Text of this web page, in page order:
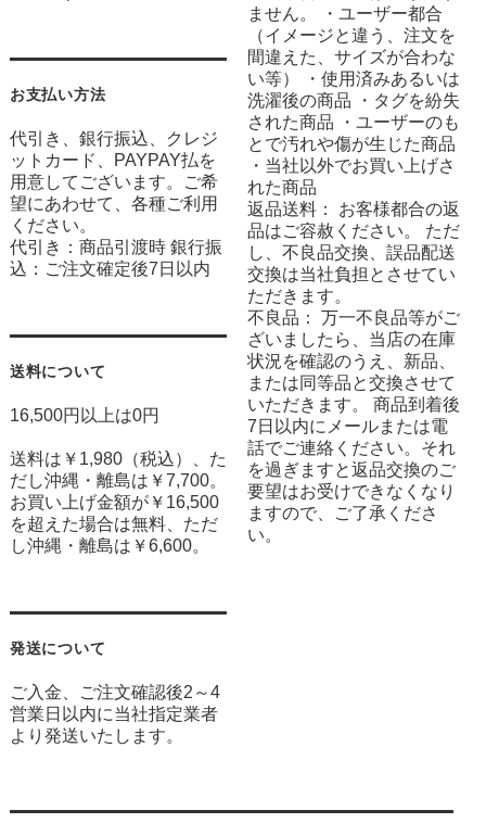
お支払い方法
代引き、銀行振込、クレジ
ットカード、PAYPAY払を
用意してございます。ご希
望にあわせて、各種ご利用
ください。
代引き：商品引渡時 銀行振
込：ご注文確定後7日以内
送料について
16,500円以上は0円
送料は￥1,980（税込）、た
だし沖縄・離島は￥7,700。
お買い上げ金額が￥16,500
を超えた場合は無料、ただ
し沖縄・離島は￥6,600。
発送について
ご入金、ご注文確認後2～4
営業日以内に当社指定業者
より発送いたします。
ません。 ・ユーザー都合
（イメージと違う、注文を
間違えた、サイズが合わな
い等） ・使用済みあるいは
洗濯後の商品 ・タグを紛失
された商品 ・ユーザーのも
とで汚れや傷が生じた商品
・当社以外でお買い上げさ
れた商品
返品送料： お客様都合の返
品はご容赦ください。 ただ
し、不良品交換、誤品配送
交換は当社負担とさせてい
ただきます。
不良品： 万一不良品等がご
ざいましたら、当店の在庫
状況を確認のうえ、新品、
または同等品と交換させて
いただきます。 商品到着後
7日以内にメールまたは電
話でご連絡ください。それ
を過ぎますと返品交換のご
要望はお受けできなくなり
ますので、ご了承くださ
い。